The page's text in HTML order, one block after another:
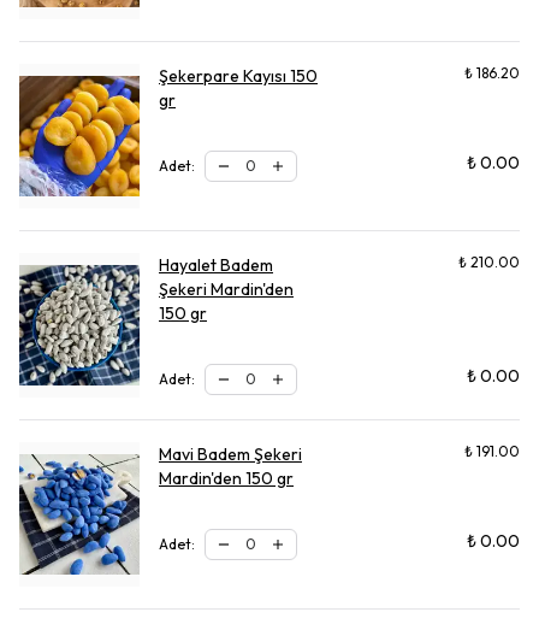
Şekerpare Kayısı 150
gr
₺ 186.20
Adet: ₺ 0.00
Hayalet Badem
Şekeri Mardin'den
150 gr
₺ 210.00
Adet: ₺ 0.00
Mavi Badem Şekeri
Mardin'den 150 gr
₺ 191.00
Adet: ₺ 0.00